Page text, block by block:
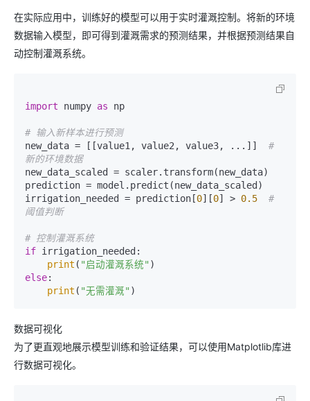
在实际应用中，训练好的模型可以用于实时灌溉控制。将新的环境
数据输入模型，即可得到灌溉需求的预测结果，并根据预测结果自
动控制灌溉系统。
import numpy as np
# 输入新样本进行预测
new_data = [[value1, value2, value3, ...]] #
新的环境数据
new_data_scaled = scaler.transform(new_data)
prediction = model.predict(new_data_scaled)
irrigation_needed = prediction[0][0] > 0.5
#
阈值判断
# 控制灌溉系统
if irrigation_needed:
print ( "启动灌溉系统"
else:
print ( "无需灌溉"
数据可视化
为了更直观地展示模型训练和验证结果，可以使用Matplotlib库进
行数据可视化。